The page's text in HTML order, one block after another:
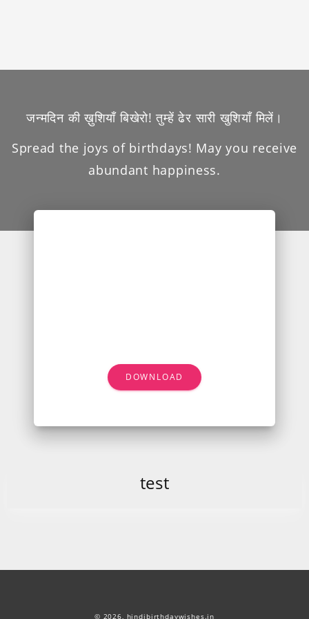
जन्मदिन की ख़ुशियाँ बिखेरो! तुम्हें ढेर सारी खुशियाँ मिलें।
Spread the joys of birthdays! May you receive
abundant happiness.
DOWNLOAD
test
© 2026, hindibirthdaywishes.in